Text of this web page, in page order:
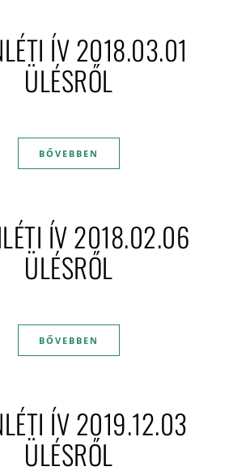
ÍV 2018.03.01
ÜLÉSRŐL
BŐVEBBEN
ÍV 2018.02.06
ÜLÉSRŐL
BŐVEBBEN
ÍV 2019.12.03
ÜLÉSRŐL